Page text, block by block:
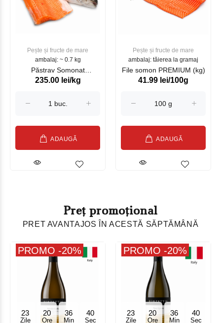
Pește și fructe de mare
ambalaj: ~ 0.7 kg
Păstrav Somonat
Moldovenesc
235.00 lei/kg
ADAUGĂ
Pește și fructe de mare
ambalaj: tăierea la gramaj
File somon PREMIUM (kg)
41.99 lei/100g
ADAUGĂ
Preț promoțional
PRET AVANTAJOS ÎN ACESTĂ SĂPTĂMÂNĂ
23
Zile
20
Ore
36
Min
39
Sec
PROMO -20%
23
Zile
20
Ore
36
Min
39
Sec
PROMO -20%